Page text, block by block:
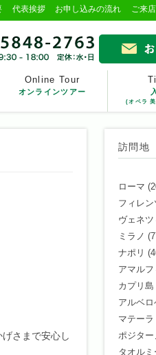
代表挨拶 お申し込みの流れ ご来
Online Tour
オンラインツアー
(オペラ
さまで安心し
訪問地
ローマ
フィレン
ヴェネツ
ミラノ
ナポリ
アマルフ
カプリ島
アルベロ
マテーラ
ポジター
タオルミ